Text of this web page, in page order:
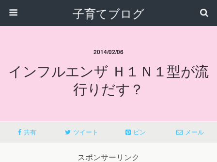
子育てブログ
2014/02/06
インフルエンザ Ｈ１Ｎ１型が流
行りだす？
共有 ツイート ピン メール
スポンサーリンク